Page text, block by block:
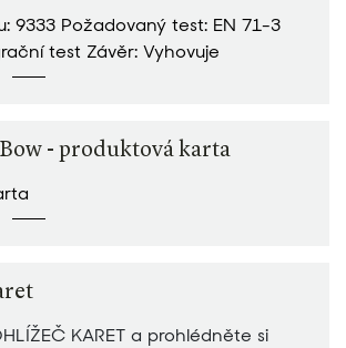
9333 Požadovaný test: EN 71-3
test Závěr: Vyhovuje
- produktová karta
KARET a prohlédněte si